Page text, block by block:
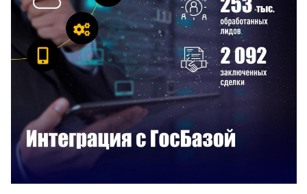
Смотреть проект